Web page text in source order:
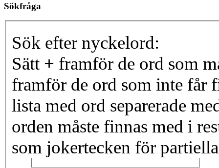
Sökfråga
Sök efter nyckelord:
Sätt + framför de ord som
framför de ord som inte får
lista med ord separerade
orden måste finnas med i
som jokertecken för